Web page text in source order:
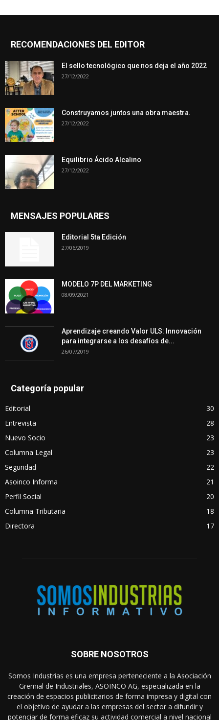
RECOMENDACIONES DEL EDITOR
El sello tecnológico que nos deja el año 2022
27/12/2022
Construyamos juntos una obra maestra.
27/12/2022
Equilibrio Ácido Alcalino
27/12/2022
MENSAJES POPULARES
Editorial 5ta Edición
27/06/2019
MODELO 7P DEL MARKETING
08/09/2021
Aprendizaje creando Valor ULS: Innovación
para integrarse a los desafíos de...
26/07/2019
Categoría popular
Editorial
30
Entrevista
28
Nuevo Socio
23
Columna Legal
23
Seguridad
22
Asoinco Informa
21
Perfil Social
20
Columna Tributaria
18
Directora
17
SOBRE NOSOTROS
Somos Industrias es una empresa perteneciente a la Asociación
Gremial de Industriales, ASOINCO AG, especializada en la
creación de espacios publicitarios de forma impresa y digital con
el objetivo de ayudar a las empresas del sector a difundir y
potenciar de forma eficaz su actividad comercial a nivel nacional